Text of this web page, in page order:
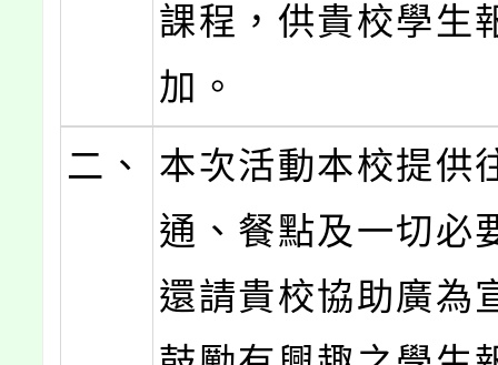
課程，供貴校學生
加。
二、
本次活動本校提供
通、餐點及一切必
還請貴校協助廣為